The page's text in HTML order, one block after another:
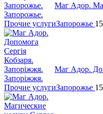
Маг Адор.
Запорожье.
Прочие услугиЗапорожье
Маг Адор.
Запоріжжя.
Прочие услугиЗапорожье